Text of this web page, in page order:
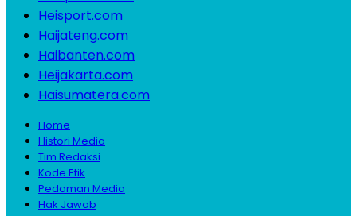
Heisport.com
Haijateng.com
Haibanten.com
Heijakarta.com
Haisumatera.com
Home
Histori Media
Tim Redaksi
Kode Etik
Pedoman Media
Hak Jawab